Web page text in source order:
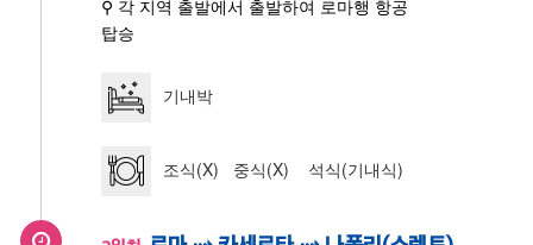
⚲ 각 지역 출발에서 출발하여 로마행 항공
탑승
기내박
조식(X) 중식(X) 석식(기내식)